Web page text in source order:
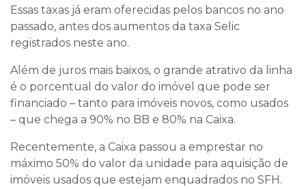
Essas taxas já eram oferecidas pelos bancos no ano
passado, antes dos aumentos da taxa Selic
registrados neste ano.
Além de juros mais baixos, o grande atrativo da linha
é o porcentual do valor do imóvel que pode ser
financiado – tanto para imóveis novos, como usados
– que chega a 90% no BB e 80% na Caixa.
Recentemente, a Caixa passou a emprestar no
máximo 50% do valor da unidade para aquisição de
imóveis usados que estejam enquadrados no SFH.